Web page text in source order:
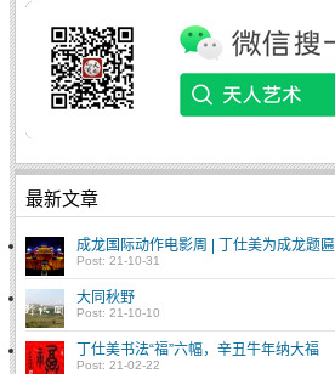
最新文章
成龙国际动作电影周 | 丁仕美为成龙题匾
Post: 21-10-31
大同秋野
Post: 21-10-10
丁仕美书法“福”六幅，辛丑牛年纳大福
Post: 21-02-22